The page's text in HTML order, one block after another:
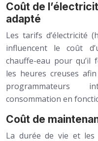
Coût de
adapté
Les tarifs d’électricité
influencent le coût
chauffe-eau pour
les heures creuses
programmateurs
consommation en
Coût de
La durée de vie et les